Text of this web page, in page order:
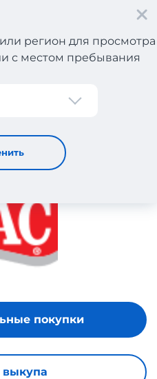
регион для просмотра
с местом пребывания
выкупа
покупки